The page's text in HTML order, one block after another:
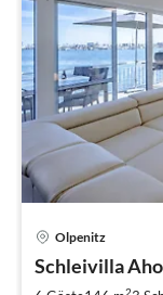
Olpenitz
Schleivilla
2